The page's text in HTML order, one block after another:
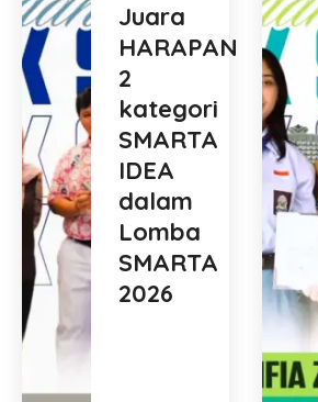
Juara
HARAPAN
2
kategori
SMARTA
IDEA
dalam
Lomba
SMARTA
2026